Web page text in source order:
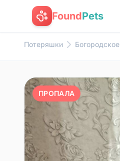
FoundPets
Потеряшки Богородское
ПРОПАЛА